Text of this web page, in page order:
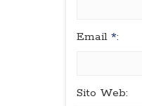
Email *:
Sito Web: